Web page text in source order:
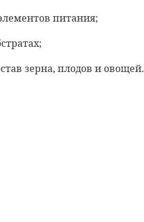
питания;
зерна, плодов и овощей.